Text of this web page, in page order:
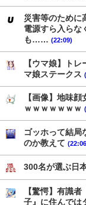
災害等のために
電源すら入らな
も…… (22:09)
【ウマ娘】ト
マ娘ステークス
【画像】地味
ｗｗｗｗｗｗｗ
ゴッホって結局
のか教えて
300名が選ぶ日
【驚愕】有識
子』に住んで